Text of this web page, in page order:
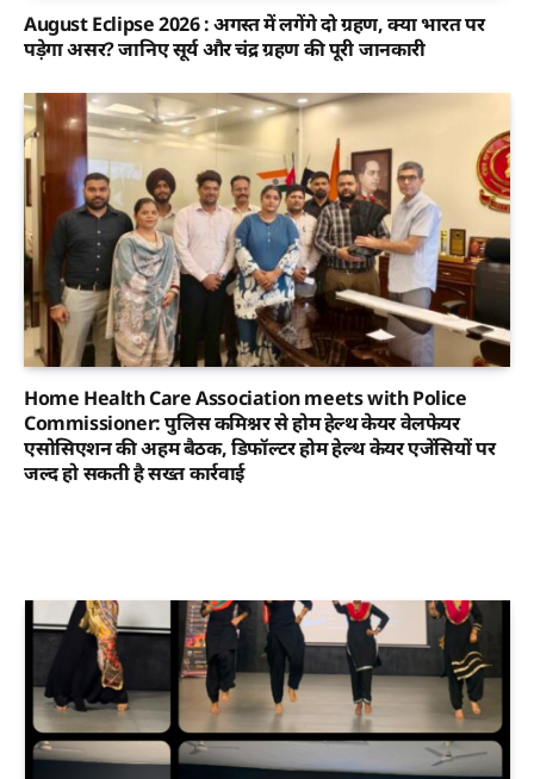
August Eclipse 2026 : अगस्त में लगेंगे दो ग्रहण, क्या भारत पर
पड़ेगा असर? जानिए सूर्य और चंद्र ग्रहण की पूरी जानकारी
Home Health Care Association meets with Police
Commissioner: पुलिस कमिश्नर से होम हेल्थ केयर वेलफेयर
एसोसिएशन की अहम बैठक, डिफॉल्टर होम हेल्थ केयर एजेंसियों पर
जल्द हो सकती है सख्त कार्रवाई